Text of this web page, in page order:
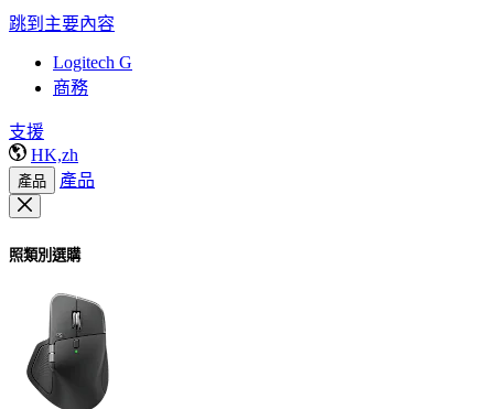
跳到主要內容
Logitech G
商務
支援
HK,zh
產品 產品
照類別選購